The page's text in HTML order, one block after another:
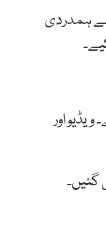
ہمدردی
اور
گئیں۔